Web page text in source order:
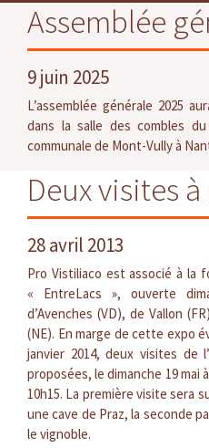
Assemblée
9 juin 2025
L’assemblée générale 2025
dans la salle des combles
communale de Mont-Vully à
Deux visites
28 avril 2013
Pro Vistiliaco est associé à la
« EntreLacs », ouverte
d’Avenches (VD), de Vallon
(NE). En marge de cette expo
janvier 2014, deux visites de
proposées, le dimanche 19 mai
10h15. La première visite sera
une cave de Praz, la seconde
le vignoble.